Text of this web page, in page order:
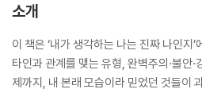
소개
이 책은 ‘내가 생각하는 나는 진짜 나인지
타인과 관계를 맺는 유형, 완벽주의·불안·
제까지, 내 본래 모습이라 믿었던 것들이